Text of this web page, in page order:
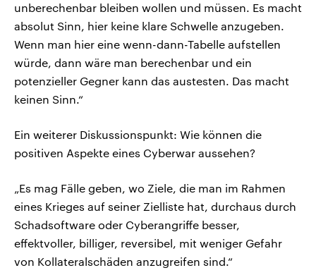
unberechenbar bleiben wollen und müssen. Es macht
absolut Sinn, hier keine klare Schwelle anzugeben.
Wenn man hier eine wenn-dann-Tabelle aufstellen
würde, dann wäre man berechenbar und ein
potenzieller Gegner kann das austesten. Das macht
keinen Sinn.“
Ein weiterer Diskussionspunkt: Wie können die
positiven Aspekte eines Cyberwar aussehen?
„Es mag Fälle geben, wo Ziele, die man im Rahmen
eines Krieges auf seiner Zielliste hat, durchaus durch
Schadsoftware oder Cyberangriffe besser,
effektvoller, billiger, reversibel, mit weniger Gefahr
von Kollateralschäden anzugreifen sind.“